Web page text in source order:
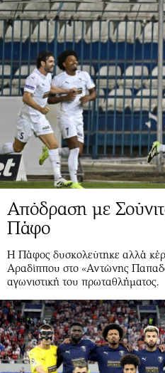
Απόδραση με
Πάφο
Η Πάφος δυσκολεύτηκε αλλά
Αραδίππου στο «Αντώνης
αγωνιστική του πρωταθλήματος.